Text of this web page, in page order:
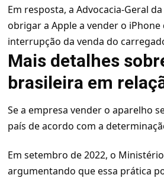
Em resposta, a Advocacia-Geral
obrigar a Apple a vender o
interrupção da venda do
Mais detalhes
brasileira em
Se a empresa vender o aparelho
país de acordo com a
Em setembro de 2022, o
argumentando que essa prática